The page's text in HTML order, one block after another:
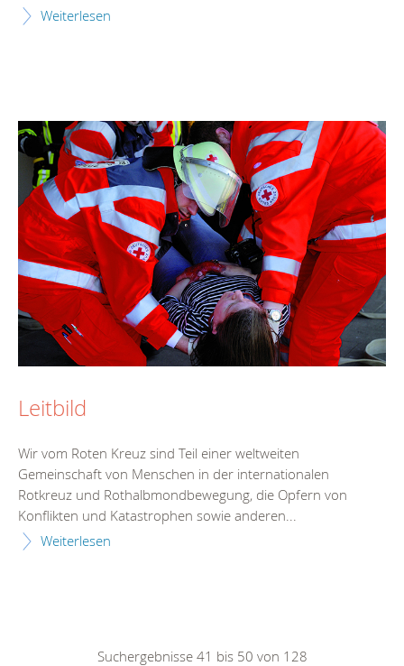
Weiterlesen
Leitbild
Wir vom Roten Kreuz sind Teil einer weltweiten
Gemeinschaft von Menschen in der internationalen
Rotkreuz und Rothalbmondbewegung, die Opfern von
Konflikten und Katastrophen sowie anderen...
Weiterlesen
Suchergebnisse 41 bis 50 von 128